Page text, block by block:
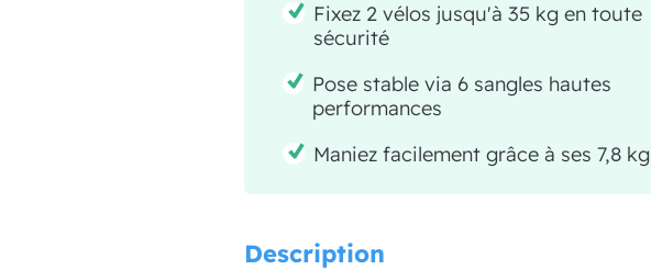
Fixez 2 vélos jusqu'à 35 kg en toute
sécurité
Pose stable via 6 sangles hautes
performances
Maniez facilement grâce à ses 7,8 kg
Description